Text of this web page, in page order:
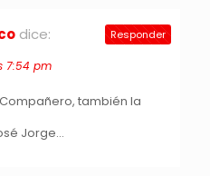
dice:
7:54 pm
también la
Jorge…
Responder